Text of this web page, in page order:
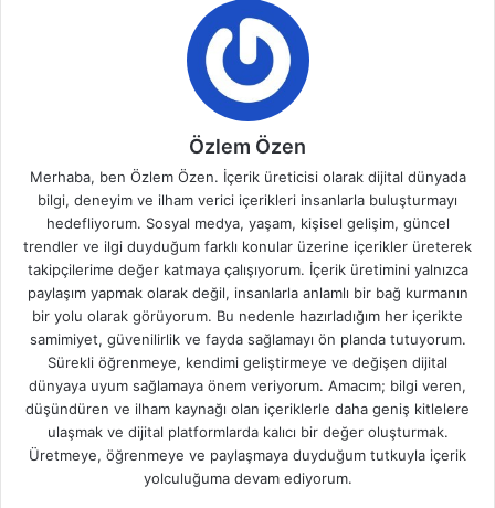
Özlem Özen
Merhaba, ben Özlem Özen. İçerik üreticisi olarak dijital dünyada
bilgi, deneyim ve ilham verici içerikleri insanlarla buluşturmayı
hedefliyorum. Sosyal medya, yaşam, kişisel gelişim, güncel
trendler ve ilgi duyduğum farklı konular üzerine içerikler üreterek
takipçilerime değer katmaya çalışıyorum. İçerik üretimini yalnızca
paylaşım yapmak olarak değil, insanlarla anlamlı bir bağ kurmanın
bir yolu olarak görüyorum. Bu nedenle hazırladığım her içerikte
samimiyet, güvenilirlik ve fayda sağlamayı ön planda tutuyorum.
Sürekli öğrenmeye, kendimi geliştirmeye ve değişen dijital
dünyaya uyum sağlamaya önem veriyorum. Amacım; bilgi veren,
düşündüren ve ilham kaynağı olan içeriklerle daha geniş kitlelere
ulaşmak ve dijital platformlarda kalıcı bir değer oluşturmak.
Üretmeye, öğrenmeye ve paylaşmaya duyduğum tutkuyla içerik
yolculuğuma devam ediyorum.